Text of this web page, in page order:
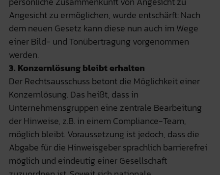
Angesicht zu ermöglichen, wurde entschärft: Nach
dem neuen Gesetz kann diese nun auch im Wege
einer Bild- und Tonübertragung vorgenommen
werden.
3. Konzernlösung bleibt erhalten
Der Rechtsausschuss betont die Möglichkeit einer
Konzernlösung. Das heißt, dass in
Unternehmensgruppen eine zentrale Bearbeitung
der Hinweise, z.B. in einem Compliance-Team,
möglich bleibt. Voraussetzung ist jedoch, dass die
Abgabe für die Hinweisgeber sprachlich barrierefrei
möglich und eindeutig einer Gesellschaft